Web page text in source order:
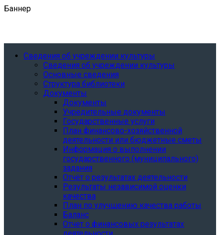
Баннер
Сведения об учреждении культуры
Сведения об учреждении культуры
Основные сведения
Структура библиотеки
Документы
Документы
Учредительные документы
Государственные услуги
План финансово-хозяйственной
деятельности или бюджетные сметы
Информация о выполнении
государственного (муниципального)
задания
Отчёт о результатах деятельности
Результаты независимой оценки
качества
План по улучшению качества работы
Баланс
Отчет о финансовых результатах